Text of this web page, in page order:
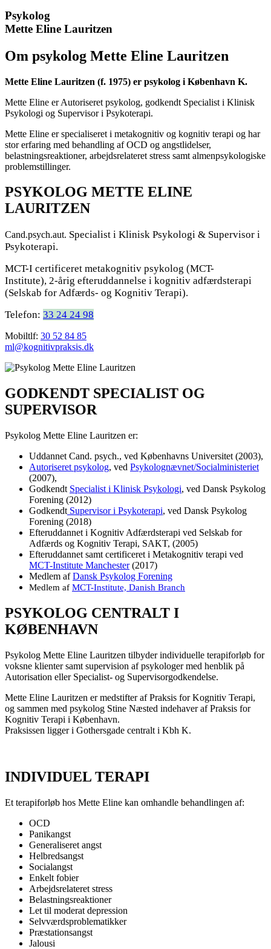
Psykolog
Mette Eline Lauritzen
Om psykolog Mette Eline Lauritzen
Mette Eline Lauritzen (f. 1975) er psykolog i København K.
Mette Eline er Autoriseret psykolog, godkendt Specialist i Klinisk
Psykologi og Supervisor i Psykoterapi.
Mette Eline er specialiseret i metakognitiv og kognitiv terapi og har
stor erfaring med behandling af OCD og angstlidelser,
belastningsreaktioner, arbejdsrelateret stress samt almenpsykologiske
problemstillinger.
PSYKOLOG METTE ELINE
LAURITZEN
Cand.psych.aut. Specialist i Klinisk Psykologi & Supervisor i
Psykoterapi.
MCT-I certificeret metakognitiv psykolog (MCT-
Institute), 2-årig efteruddannelse i kognitiv adfærdsterapi
(Selskab for Adfærds- og Kognitiv Terapi).
Telefon: 33 24 24 98
Mobiltlf: 30 52 84 85
ml@kognitivpraksis.dk
GODKENDT SPECIALIST OG
SUPERVISOR
Psykolog Mette Eline Lauritzen er:
Uddannet Cand. psych., ved Københavns Universitet (2003),
Autoriseret psykolog, ved Psykolognævnet/Socialministeriet
(2007),
Godkendt Specialist i Klinisk Psykologi, ved Dansk Psykolog
Forening (2012)
Godkendt Supervisor i Psykoterapi, ved Dansk Psykolog
Forening (2018)
Efteruddannet i Kognitiv Adfærdsterapi ved Selskab for
Adfærds og Kognitiv Terapi, SAKT, (2005)
Efteruddannet samt certificeret i Metakognitiv terapi ved
MCT-Institute Manchester(2017)
Medlem afDansk Psykolog Forening
Medlem af MCT-Institute, Danish Branch
PSYKOLOG CENTRALT I
KØBENHAVN
Psykolog Mette Eline Lauritzen tilbyder individuelle terapiforløb for
voksne klienter samt supervision af psykologer med henblik på
Autorisation eller Specialist- og Supervisorgodkendelse.
Mette Eline Lauritzen er medstifter af Praksis for Kognitiv Terapi,
og sammen med psykolog Stine Næsted indehaver af Praksis for
Kognitiv Terapi i København.
Praksissen ligger i Gothersgade centralt i Kbh K.
INDIVIDUEL TERAPI
Et terapiforløb hos Mette Eline kan omhandle behandlingen af:
OCD
Panikangst
Generaliseret angst
Helbredsangst
Socialangst
Enkelt fobier
Arbejdsrelateret stress
Belastningsreaktioner
Let til moderat depression
Selvværdsproblematikker
Præstationsangst
Jalousi